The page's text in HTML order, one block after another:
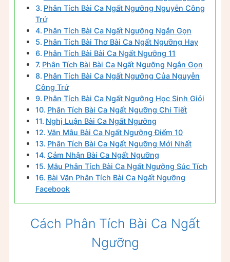
Phân Tích Bài Ca Ngất Ngưỡng Nguyễn Công
Trứ
Phân Tích Bài Ca Ngất Ngưỡng Ngắn Gọn
Phân Tích Bài Thơ Bài Ca Ngất Ngưỡng Hay
Phân Tích Bài Bài Ca Ngất Ngưỡng 11
Phân Tích Bài Bài Ca Ngất Ngưỡng Ngắn Gọn
Phân Tích Bài Ca Ngất Ngưỡng Của Nguyễn
Công Trứ
Phân Tích Bài Ca Ngất Ngưỡng Học Sinh Giỏi
Phân Tích Bài Ca Ngất Ngưỡng Chi Tiết
Nghị Luận Bài Ca Ngất Ngưỡng
Văn Mẫu Bài Ca Ngất Ngưỡng Điểm 10
Phân Tích Bài Ca Ngất Ngưỡng Mới Nhất
Cảm Nhận Bài Ca Ngất Ngưỡng
Mẫu Phân Tích Bài Ca Ngất Ngưỡng Súc Tích
Bài Văn Phân Tích Bài Ca Ngất Ngưỡng
Facebook
Cách Phân Tích Bài Ca Ngất
Ngưỡng